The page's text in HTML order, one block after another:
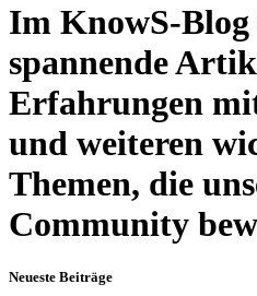
Im KnowS-
spannende
Erfahrungen
und weiteren
Themen, die
Community
Neueste Beiträge